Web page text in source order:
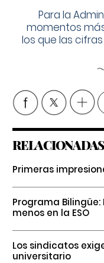
Para la
momentos
los que las
RELACIONADAS
Primeras
Programa
menos en la ESO
Los sindicatos
universitario